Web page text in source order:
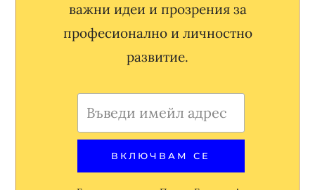
важни идеи и прозрения за
професионално и личностно
развитие.